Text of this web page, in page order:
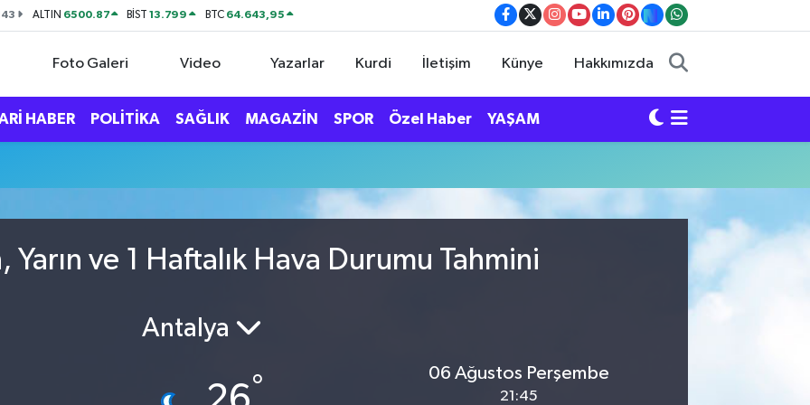
ALTIN 6500.87 BİST13.799 BTC 64.643,95
Foto Galeri Video Yazarlar Kurdi İletişim Künye Hakkımızda
HABER POLİTİKA SAĞLIK MAGAZİN SPOR Özel Haber YAŞAM
Yarın ve 1 Haftalık Hava Durumu Tahmini
Antalya
°
06 Ağustos Perşembe
21:45